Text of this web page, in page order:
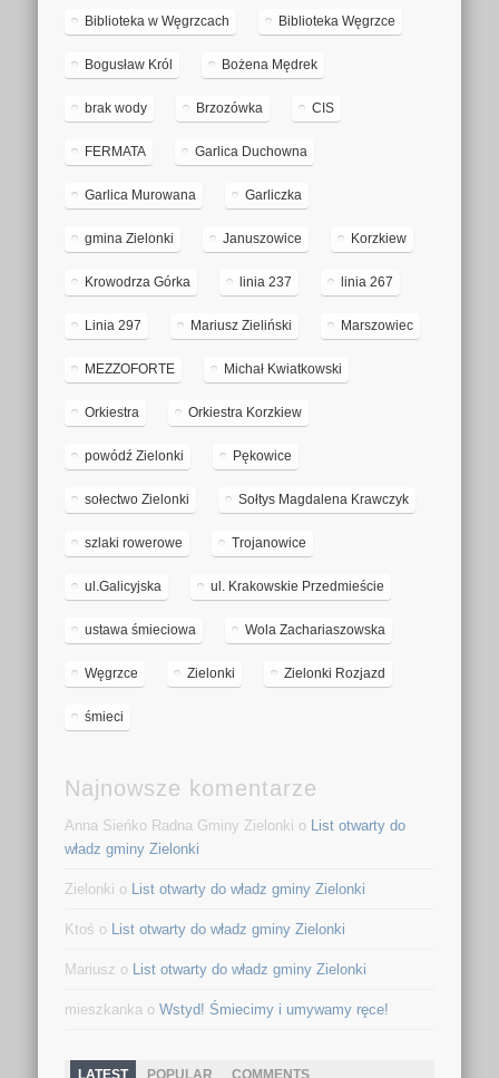
Biblioteka w Węgrzcach Biblioteka Węgrzce
Bogusław Król Bożena Mędrek
brak wody Brzozówka CIS
FERMATA Garlica Duchowna
Garlica Murowana Garliczka
gmina Zielonki Januszowice Korzkiew
Krowodrza Górka linia 237 linia 267
Linia 297 Mariusz Zieliński Marszowiec
MEZZOFORTE Michał Kwiatkowski
Orkiestra Orkiestra Korzkiew
powódź Zielonki Pękowice
sołectwo Zielonki Sołtys Magdalena Krawczyk
szlaki rowerowe Trojanowice
ul.Galicyjska ul. Krakowskie Przedmieście
ustawa śmieciowa Wola Zachariaszowska
Węgrzce Zielonki Zielonki Rozjazd
śmieci
Najnowsze komentarze
Anna Sieńko Radna Gminy Zielonki o
List otwarty do
władz gminy Zielonki
Zielonki o List otwarty do władz gminy Zielonki
Ktoś o List otwarty do władz gminy Zielonki
Mariusz o List otwarty do władz gminy Zielonki
mieszkanka oWstyd! Śmiecimy i umywamy ręce!
LATEST POPULAR COMMENTS